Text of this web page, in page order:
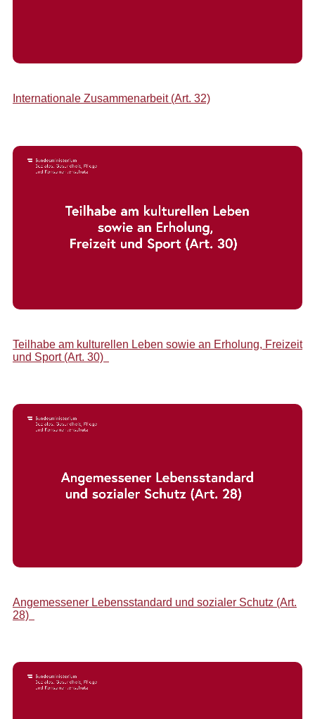
Internationale Zusammenarbeit (Art. 32)
Teilhabe am kulturellen Leben sowie an Erholung, Freizeit
und Sport (Art. 30)
Angemessener Lebensstandard und sozialer Schutz (Art.
28)